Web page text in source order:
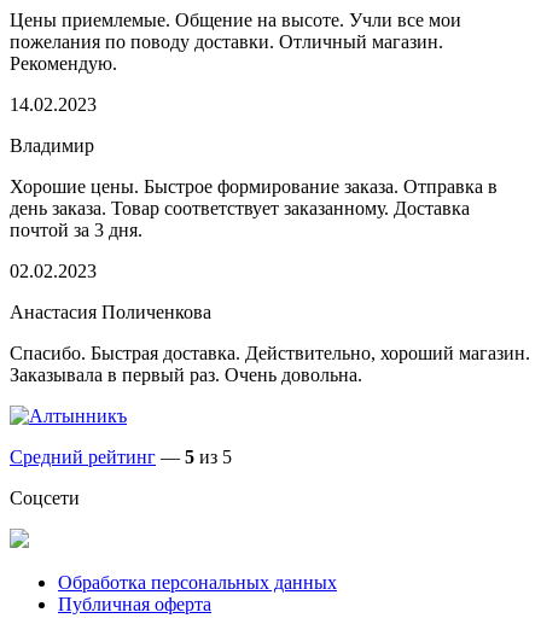
Цены приемлемые. Общение на высоте. Учли все мои
пожелания по поводу доставки. Отличный магазин.
Рекомендую.
14.02.2023
Владимир
Хорошие цены. Быстрое формирование заказа. Отправка в
день заказа. Товар соответствует заказанному. Доставка
почтой за 3 дня.
02.02.2023
Анастасия Поличенкова
Спасибо. Быстрая доставка. Действительно, хороший магазин.
Заказывала в первый раз. Очень довольна.
Средний рейтинг — 5 из 5
Соцсети
Обработка персональных данных
Публичная оферта